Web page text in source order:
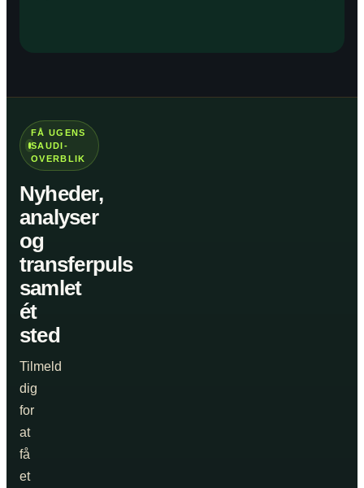
FÅ UGENS
SAUDI-
OVERBLIK
Nyheder,
analyser
og
transferpuls
samlet
ét
sted
Tilmeld
dig
for
at
få
et